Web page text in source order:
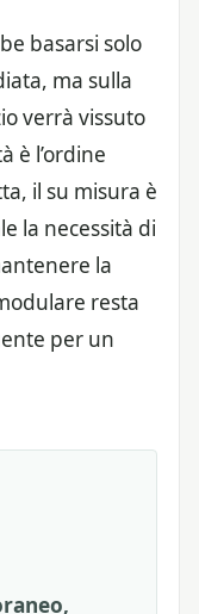
basarsi solo
ma sulla
verrà vissuto
è l’ordine
il su misura è
la necessità di
la
resta
per un